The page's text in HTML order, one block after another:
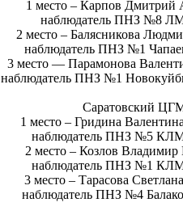
1 место – Карпов Дмитрий
наблюдатель ПНЗ №8
2 место – Балясникова
наблюдатель ПНЗ №1
3 место — Парамонова
наблюдатель ПНЗ №1
Саратовский
1 место – Гридина
наблюдатель ПНЗ №5
2 место – Козлов
наблюдатель ПНЗ №1
3 место – Тарасова
наблюдатель ПНЗ №4